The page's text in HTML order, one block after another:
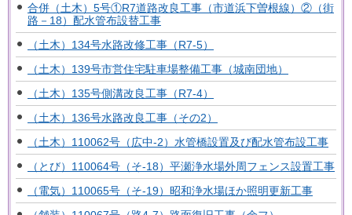
合併（土木）5号①R7道路改良工事（市道浜下曽根線）②（街
路－18）配水管布設替工事
（土木）134号水路改修工事（R7-5）
（土木）139号市営住宅駐車場整備工事（城南団地）
（土木）135号側溝改良工事（R7-4）
（土木）136号水路改良工事（その2）
（土木）110062号（広中-2）水管橋設置及び配水管布設工事
（とび）110064号（そ-18）平瀬浄水場外周フェンス設置工事
（電気）110065号（そ-19）昭和浄水場ほか照明更新工事